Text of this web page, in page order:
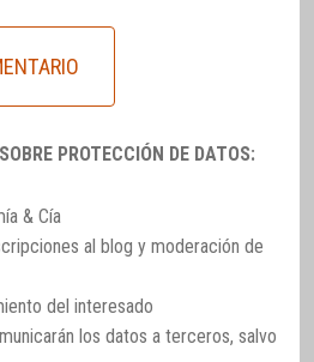
PROTECCIÓN DE DATOS:
& Cía
al blog y moderación de
del interesado
los datos a terceros, salvo